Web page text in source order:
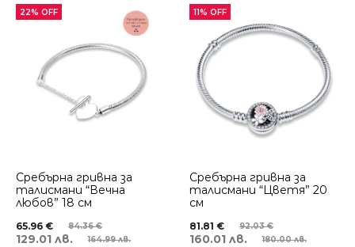
22% OFF
Сребърна гривна за
талисмани “Вечна
любов” 18 см
84.36€
65.96 €
164.99 лв.
129.01 лв.
11% OFF
Сребърна гривна за
талисмани “Цветя” 20
см
92.03€
81.81 €
180.00 лв.
160.01 лв.